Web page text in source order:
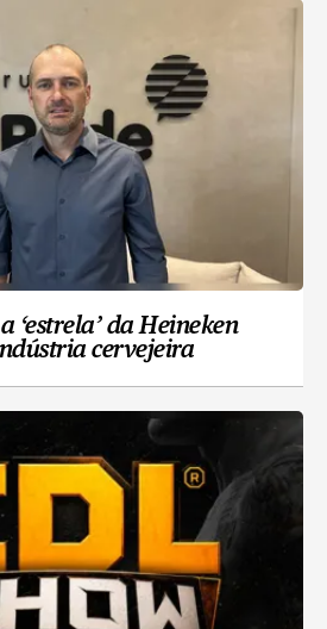
‘estrela’ da Heineken
cervejeira